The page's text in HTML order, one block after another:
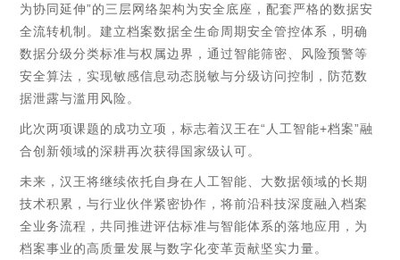
为协同延伸”的三层网络架构为安全底座，配套严格的数据安
全流转机制。建立档案数据全生命周期安全管控体系，明确
数据分级分类标准与权属边界，通过智能筛密、风险预警等
安全算法，实现敏感信息动态脱敏与分级访问控制，防范数
据泄露与滥用风险。
此次两项课题的成功立项，标志着汉王在“人工智能+档案”融
合创新领域的深耕再次获得国家级认可。
未来，汉王将继续依托自身在人工智能、大数据领域的长期
技术积累，与行业伙伴紧密协作，将前沿科技深度融入档案
全业务流程，共同推进评估标准与智能体系的落地应用，为
档案事业的高质量发展与数字化变革贡献坚实力量。